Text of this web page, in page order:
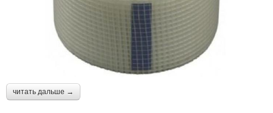
читать дальше →